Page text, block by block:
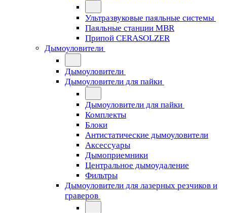
Ультразвуковые паяльные системы
Паяльные станции MBR
Припой CERASOLZER
Дымоуловители
Дымоуловители
Дымоуловители для пайки
Дымоуловители для пайки
Комплекты
Блоки
Антистатические дымоуловители
Аксессуары
Дымоприемники
Центральное дымоудаление
Фильтры
Дымоуловители для лазерных резчиков и
граверов